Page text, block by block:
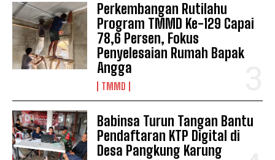
Perkembangan Rutilahu
Program TMMD Ke-129 Capai
78,6 Persen, Fokus
Penyelesaian Rumah Bapak
Angga
TMMD
Babinsa Turun Tangan Bantu
Pendaftaran KTP Digital di
Desa Pangkung Karung